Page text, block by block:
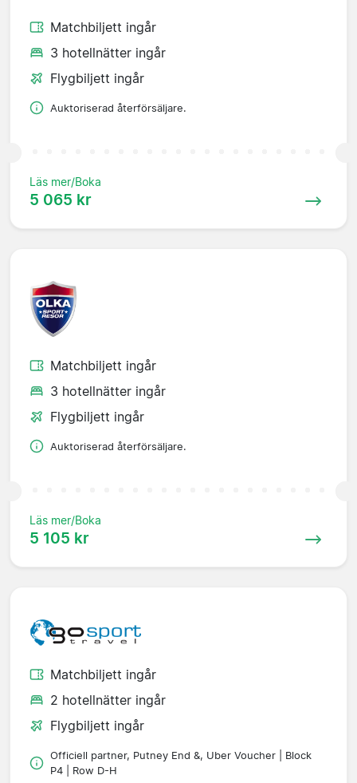
Matchbiljett ingår
3 hotellnätter ingår
Flygbiljett ingår
Auktoriserad återförsäljare.
Läs mer/Boka
5 065 kr
Matchbiljett ingår
3 hotellnätter ingår
Flygbiljett ingår
Auktoriserad återförsäljare.
Läs mer/Boka
5 105 kr
Matchbiljett ingår
2 hotellnätter ingår
Flygbiljett ingår
Officiell partner, Putney End &, Uber Voucher | Block
P4 | Row D-H